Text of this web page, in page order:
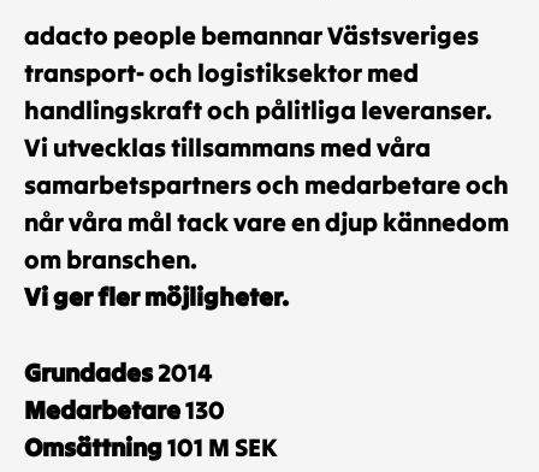
adacto people bemannar Västsveriges
transport- och logistiksektor med
handlingskraft och pålitliga leveranser.
Vi utvecklas tillsammans med våra
samarbetspartners och medarbetare och
når våra mål tack vare en djup kännedom
om branschen.
Vi ger fler möjligheter.
Grundades2014
Medarbetare130
Omsättning101 M SEK